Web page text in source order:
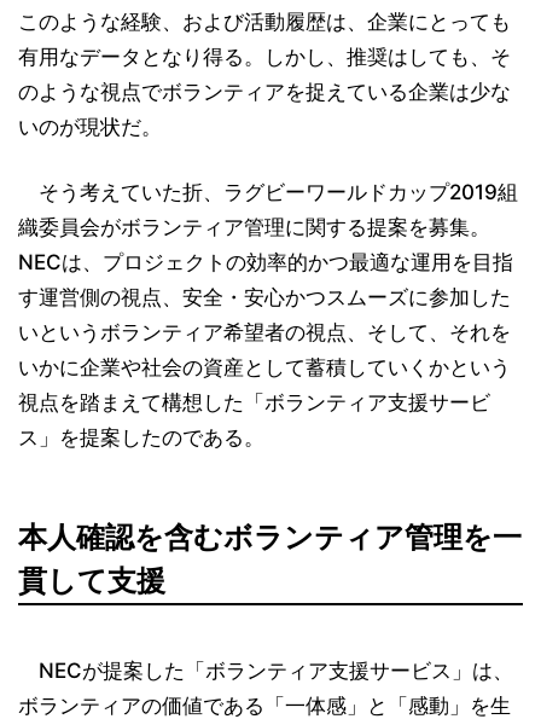
このような経験、および活動履歴は、企業にとっても
有用なデータとなり得る。しかし、推奨はしても、そ
のような視点でボランティアを捉えている企業は少な
いのが現状だ。
そう考えていた折、ラグビーワールドカップ2019組
織委員会がボランティア管理に関する提案を募集。
NECは、プロジェクトの効率的かつ最適な運用を目指
す運営側の視点、安全・安心かつスムーズに参加した
いというボランティア希望者の視点、そして、それを
いかに企業や社会の資産として蓄積していくかという
視点を踏まえて構想した「ボランティア支援サービ
ス」を提案したのである。
本人確認を含むボランティア管理を一
貫して支援
NECが提案した「ボランティア支援サービス」は、
ボランティアの価値である「一体感」と「感動」を生